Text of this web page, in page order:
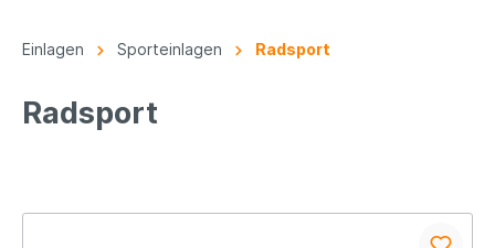
Einlagen Sporteinlagen Radsport
Radsport